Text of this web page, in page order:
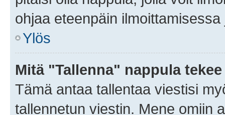
ohjaa eteenpäin
Ylös
Mitä "Tallenna" nappula
Tämä antaa tallentaa viestisi
tallennetun viestin. Mene omiin